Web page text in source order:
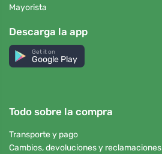
Mayorista
Descarga la app
Get it on
Google Play
Todo sobre la compra
Transporte y pago
Cambios, devoluciones y reclamaciones